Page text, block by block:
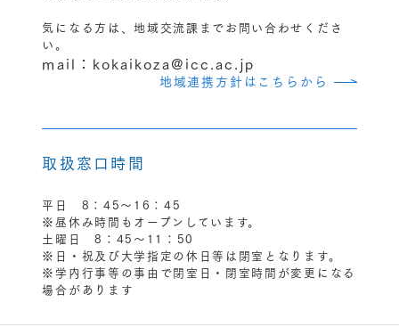
気になる方は、地域交流課までお問い合わせくださ
い。
mail：kokaikoza@icc.ac.jp
地域連携方針はこちらから
取扱窓口時間
平日 8：45〜16：45
※昼休み時間もオープンしています。
土曜日 8：45〜11：50
※日・祝及び大学指定の休日等は閉室となります。
※学内行事等の事由で閉室日・閉室時間が変更になる
場合があります